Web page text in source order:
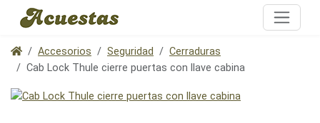
Accesorios Seguridad
Cerraduras
Cab Lock Thule cierre puertas con llave cabina